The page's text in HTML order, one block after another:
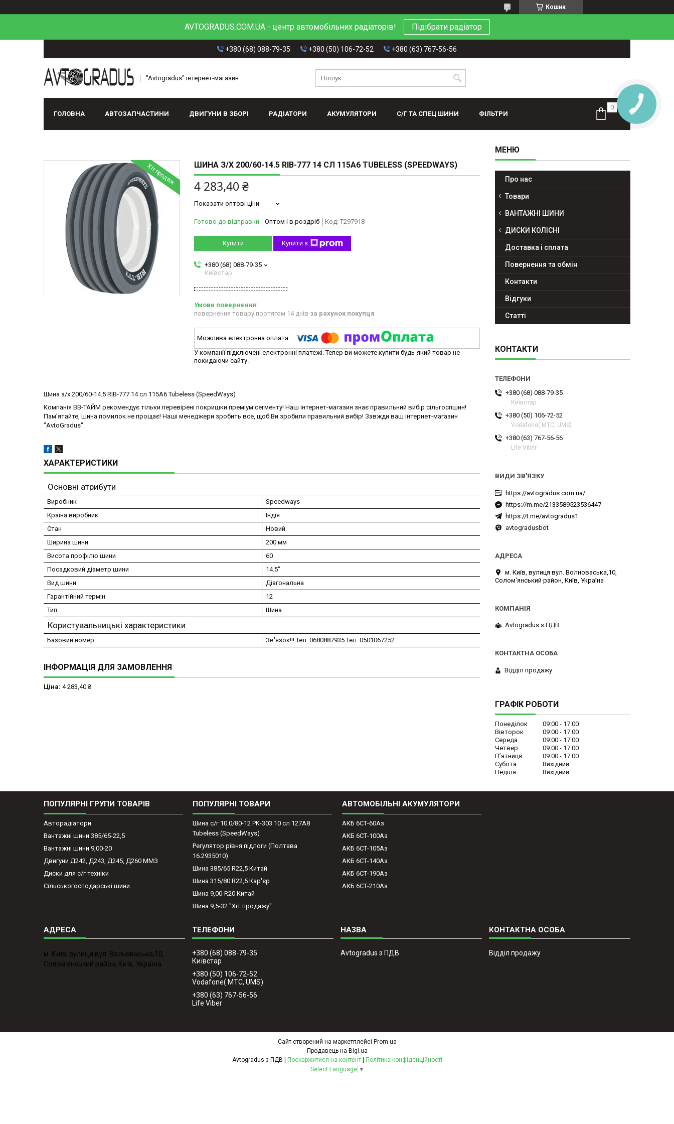
Кошик
AVTOGRADUS.COM.UA - центр автомобільних радіаторів! Підібрати радіатор
+380 (68) 088-79-35 +380 (50) 106-72-52 +380 (63) 767-56-56
"Avtogradus" інтернет-магазин
ГОЛОВНА АВТОЗАПЧАСТИНИ ДВИГУНИ В ЗБОРІ РАДІАТОРИ АКУМУЛЯТОРИ С/Г ТА СПЕЦ ШИНИ ФІЛЬТРИ
Хіт продаж ШИНА З/Х 200/60-14.5 RIB-777 14 СЛ 115А6 TUBELESS (SPEEDWAYS)
4 283,40 ₴
Показати оптові ціни
Готово до відправки Оптом і в роздріб Код: T297918
Купити Купити з
+380 (68) 088-79-35
Київстар
повернення товару протягом 14 днів за рахунок покупця
У компанії підключені електронні платежі. Тепер ви можете купити будь-який товар не
покидаючи сайту.
Шина з/х 200/60-14.5 RIB-777 14 сл 115А6 Tubeless (SpeedWays)
Компанія ВВ-ТАЙМ рекомендує тільки перевірені покришки преміум сегменту! Наш інтернет-магазин знає правильний вибір сільгоспшин!
Пам'ятайте, шина помилок не прощає! Наші менеджери зробить все, щоб Ви зробили правильний вибір! Завжди ваш інтернет-магазин
"AvtoGradus".
ХАРАКТЕРИСТИКИ
Основні атрибути
Виробник
Speedways
Країна виробник
Індія
Стан
Новий
Ширина шини
200 мм
Висота профілю шини
60
Посадковий діаметр шини
14.5"
Вид шини
Діагональна
Гарантійний термін
12
Тип
Шина
Користувальницькі характеристики
Базовий номер Зв'язок!!! Тел. 0680887935 Тел. 0501067252
ІНФОРМАЦІЯ ДЛЯ ЗАМОВЛЕННЯ
Ціна: 4 283,40 ₴
Про нас
Товари
ВАНТАЖНІ ШИНИ
ДИСКИ КОЛІСНІ
Доставка і сплата
Повернення та обмін
Контакти
Відгуки
Статті
КОНТАКТИ
+380 (68) 088-79-35
Київстар
+380 (50) 106-72-52
Vodafone( МТС, UMS)
+380 (63) 767-56-56
Life Viber
https://avtogradus.com.ua/
https://m.me/2133589523536447
https://t.me/avtogradus1
avtogradusbot
м. Київ, вулиця вул. Волноваська,10,
Солом'янський район, Київ, Україна
Avtogradus з ПДВ
Відділ продажу
ГРАФІК РОБОТИ
Понеділок 09:00
17:00
Вівторок
09:00
17:00
Середа
09:00
17:00
Четвер
09:00
17:00
Пʼятниця
09:00
17:00
Субота
Вихідний
Неділя
Вихідний
ПОПУЛЯРНІ ГРУПИ ТОВАРІВ
Авторадіатори
Вантажні шини 385/65-22,5
Вантажні шини 9,00-20
Двигуни Д242, Д243, Д245, Д260 ММЗ
Диски для с/г техніки
Сільськогосподарські шини
ПОПУЛЯРНІ ТОВАРИ
Шина с/г 10.0/80-12 PK-303 10 сл 127A8
Tubeless (SpeedWays)
Регулятор рівня підлоги (Полтава
16.2935010)
Шина 385/65 R22,5 Китай
Шина 315/80 R22,5 Кар'єр
Шина 9,00-R20 Китай
Шина 9,5-32 "Хіт продажу"
АВТОМОБІЛЬНІ АКУМУЛЯТОРИ
АКБ 6СТ-60Аз
АКБ 6СТ-100Аз
АКБ 6СТ-105Аз
АКБ 6СТ-140Аз
АКБ 6СТ-190Аз
АКБ 6СТ-210Аз
м. Київ, вулиця вул. Волноваська,10,
Солом'янський район, Київ, Україна
+380 (68) 088-79-35
Київстар
+380 (50) 106-72-52
Vodafone( МТС, UMS)
+380 (63) 767-56-56
Life Viber
Avtogradus з ПДВ Відділ продажу
Сайт створений на маркетплейсі Prom.ua
Продавець на Bigl.ua
Поскаржитися на контент
Політика конфіденційності
Select Language ▼